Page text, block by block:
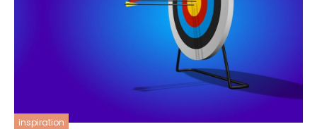
inspiration